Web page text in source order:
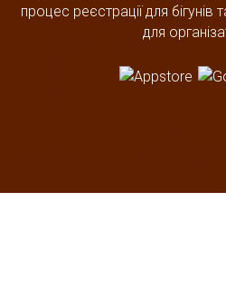
процес реєстрації для бігунів
для